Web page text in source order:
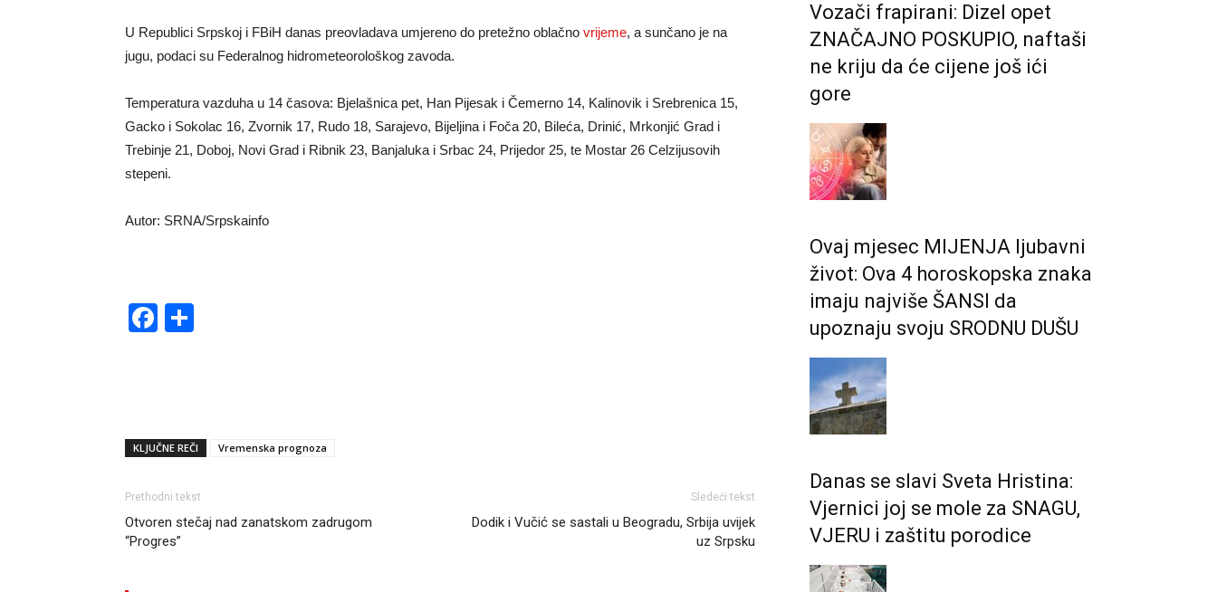
U Republici Srpskoj i FBiH danas preovladava umjereno do pretežno oblačno vrijeme, a sunčano je na
jugu, podaci su Federalnog hidrometeorološkog zavoda.
Temperatura vazduha u 14 časova: Bjelašnica pet, Han Pijesak i Čemerno 14, Kalinovik i Srebrenica 15,
Gacko i Sokolac 16, Zvornik 17, Rudo 18, Sarajevo, Bijeljina i Foča 20, Bileća, Drinić, Mrkonjić Grad i
Trebinje 21, Doboj, Novi Grad i Ribnik 23, Banjaluka i Srbac 24, Prijedor 25, te Mostar 26 Celzijusovih
stepeni.
Autor: SRNA/Srpskainfo
Facebook
KLJUČNE REČI Vremenska prognoza
Prethodni tekst
Otvoren stečaj nad zanatskom zadrugom
“Progres”
Sledeći tekst
Dodik i Vučić se sastali u Beogradu, Srbija uvijek
uz Srpsku
Vozači frapirani: Dizel opet
ZNAČAJNO POSKUPIO, naftaši
ne kriju da će cijene još ići
gore
Ovaj mjesec MIJENJA ljubavni
život: Ova 4 horoskopska znaka
imaju najviše ŠANSI da
upoznaju svoju SRODNU DUŠU
Danas se slavi Sveta Hristina:
Vjernici joj se mole za SNAGU,
VJERU i zaštitu porodice